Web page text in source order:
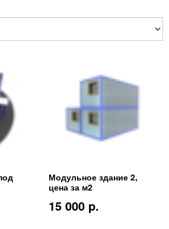
Модульное здание 2,
цена за м2
15 000 p.